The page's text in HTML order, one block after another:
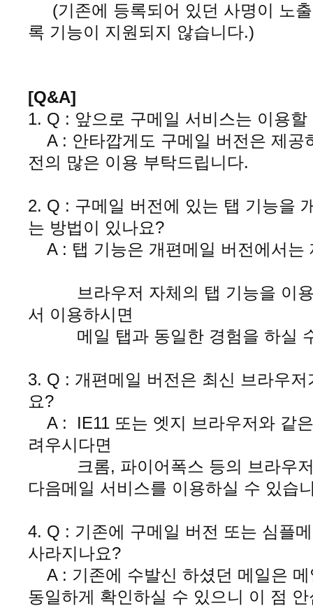
(기존에 등록되어 있던 사명이 노
록 기능이 지원되지 않습니다.)
[Q&A]
1. Q : 앞으로 구메일 서비스는 이
A : 안타깝게도 구메일 버전은 제공
전의 많은 이용 부탁드립니다.
2. Q : 구메일 버전에 있는 탭 기능을
는 방법이 있나요?
A : 탭 기능은 개편메일 버전에
브라우저 자체의 탭 기능을 이용
서 이용하시면
메일 탭과 동일한 경험을 하실
3. Q : 개편메일 버전은 최신 브라우
요?
A : IE11 또는 엣지 브라우저와 같
려우시다면
크롬, 파이어폭스 등의 브라우저
다음메일 서비스를 이용하실 수 있습
4. Q : 기존에 구메일 버전 또는 심플
사라지나요?
A : 기존에 수발신 하셨던 메일은
동일하게 확인하실 수 있으니 이 점